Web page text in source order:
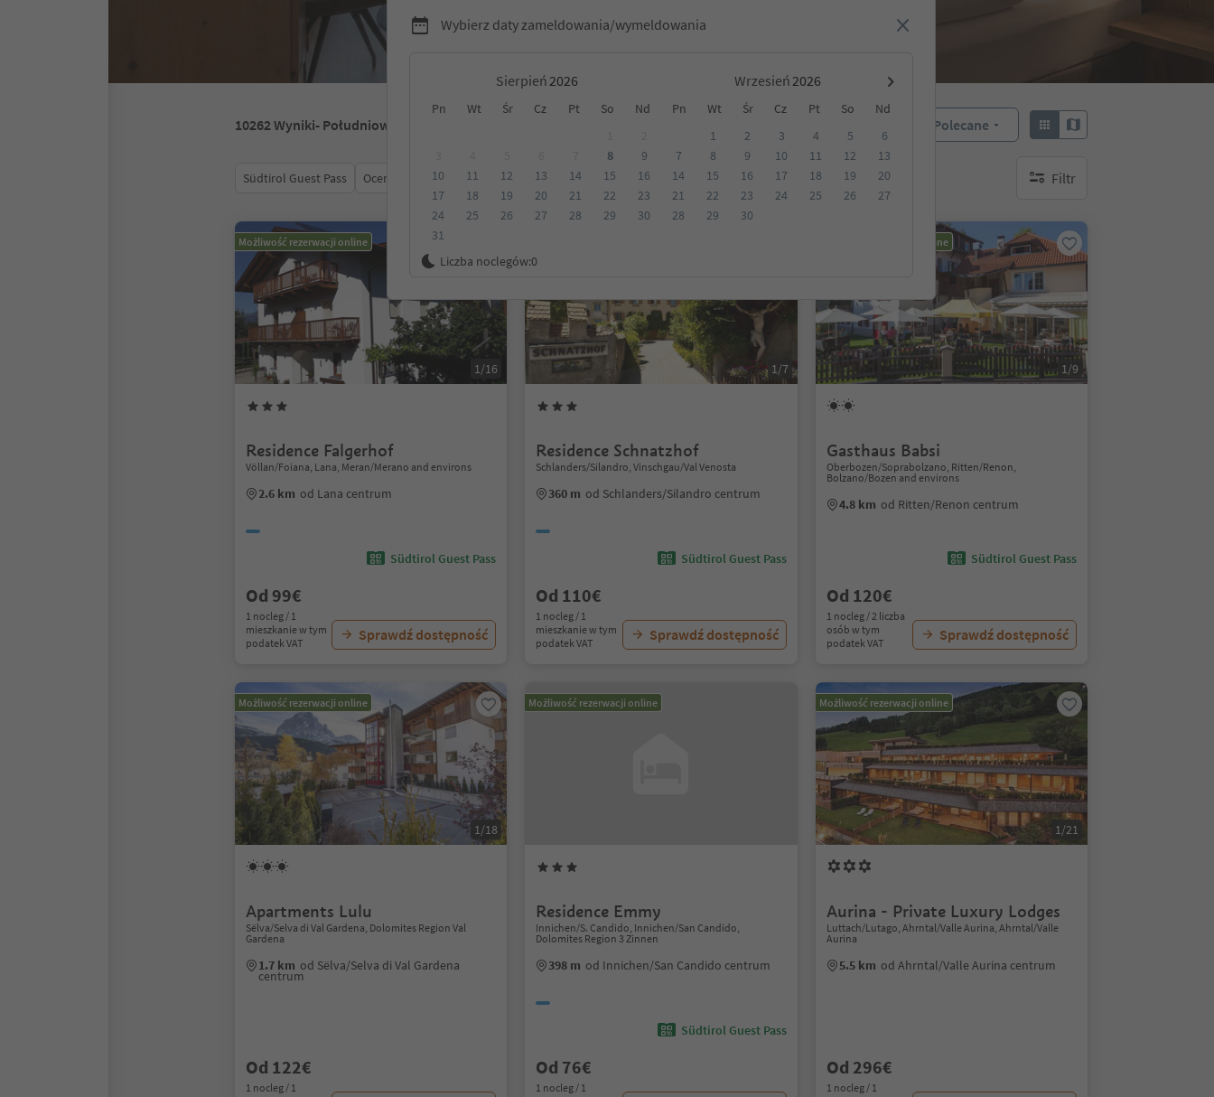
Wybierz daty zameldowania/wymeldowania
Sierpień Wrzesień
Pn Wt Śr Cz Pt So Nd Pn Wt Śr Cz Pt So
Nd
8
9
10
11 12 13 14 15
16
17
18 19 20 21 22
23
24
25 26 27 28 29
30
31
1 2 3 4 5
6
7
8 9 10 11 12
13
14
15 16 17 18 19
20
21
22 23 24 25 26
27
28
29 30
Liczba noclegów:0
10262Wyniki- Południowy Tyrol Polecane
Südtirol Guest Pass Ocena Kategoria Opcje wyżywienia Ekologiczne zakwaterowanie Filtr
brak aktywnych filtrów
Możliwość rezerwacji online
1/16
Residence Falgerhof
Völlan/Foiana, Lana, Meran/Merano and environs
2.6 km od Lana centrum
Südtirol Guest Pass
Od 99€
1 nocleg / 1
mieszkanie w tym
podatek VAT
Sprawdź dostępność
1/7
Residence Schnatzhof
Schlanders/Silandro, Vinschgau/Val Venosta
360 m od Schlanders/Silandro centrum
Südtirol Guest Pass
Od 110€
1 nocleg / 1
mieszkanie w tym
podatek VAT
Sprawdź dostępność
Możliwość rezerwacji online
1/9
Gasthaus Babsi
Oberbozen/Soprabolzano, Ritten/Renon,
Bolzano/Bozen and environs
4.8 km od Ritten/Renon centrum
Südtirol Guest Pass
Od 120€
1 nocleg / 2 liczba
osób w tym
podatek VAT
Sprawdź dostępność
Możliwość rezerwacji online
1/18
Apartments Lulu
Sëlva/Selva di Val Gardena, Dolomites Region Val
Gardena
1.7 km od Sëlva/Selva di Val Gardena
centrum
Od 122€
1 nocleg / 1
Możliwość rezerwacji online
Residence Emmy
Innichen/S. Candido, Innichen/San Candido,
Dolomites Region 3 Zinnen
398 m od Innichen/San Candido centrum
Südtirol Guest Pass
Od 76€
1 nocleg / 1
Możliwość rezerwacji online
1/21
Aurina - Private Luxury Lodges
Luttach/Lutago, Ahrntal/Valle Aurina, Ahrntal/Valle
Aurina
5.5 km od Ahrntal/Valle Aurina centrum
Od 296€
1 nocleg / 1